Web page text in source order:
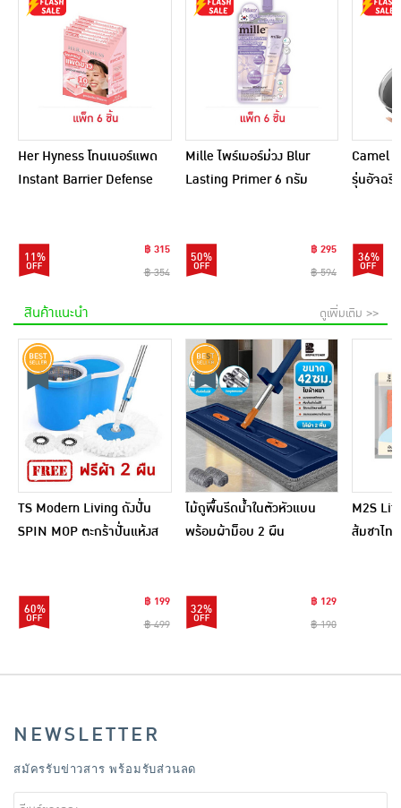
Her Hyness โทนเนอร์แพด
Instant Barrier Defense
11%
฿ 315
฿ 354
Mille ไพร์เมอร์ม่วง Blur
Lasting Primer 6 กรัม
50%
฿ 295
฿ 594
Camel
รุ่นอัจฉริ
36%
สินค้าแนะนำ ดูเพิ่มเติม >>
TS Modern Living ถังปั่น
SPIN MOP ตะกร้าปั่นแห้งส
60%
฿ 199
฿ 499
ไม้ถูพื้นรีดน้ำในตัวหัวแบน
พร้อมผ้าม็อบ 2 ผืน
32%
฿ 129
฿ 190
M2S
ส้มชาไท
NEWSLETTER
สมัครรับข่าวสาร พร้อมรับส่วนลด